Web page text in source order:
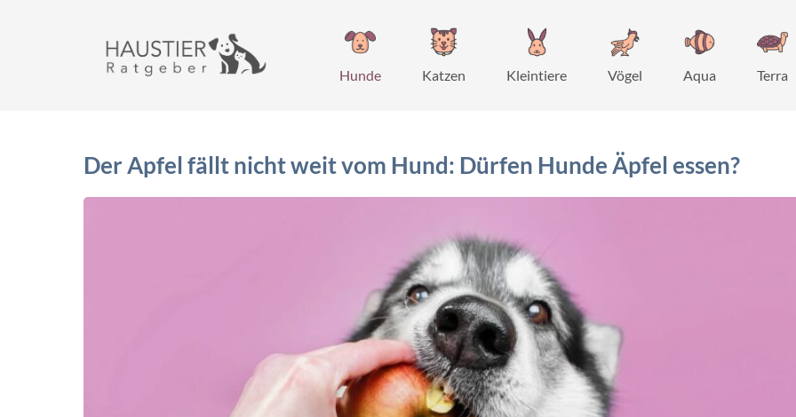
Hunde Katzen Kleintiere Vögel Aqua Terra
Der Apfel fällt nicht weit vom Hund: Dürfen Hunde Äpfel essen?